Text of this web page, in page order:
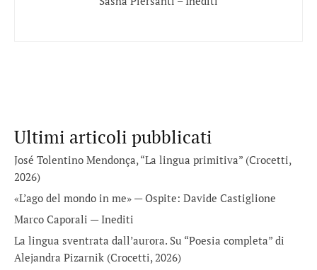
Ultimi articoli pubblicati
José Tolentino Mendonça, “La lingua primitiva” (Crocetti,
2026)
«L’ago del mondo in me» — Ospite: Davide Castiglione
Marco Caporali — Inediti
La lingua sventrata dall’aurora. Su “Poesia completa” di
Alejandra Pizarnik (Crocetti, 2026)